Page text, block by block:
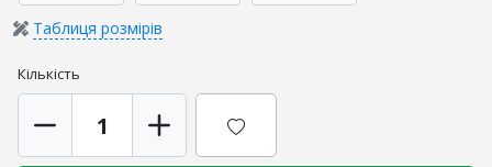
Таблиця розмірів
Кількість